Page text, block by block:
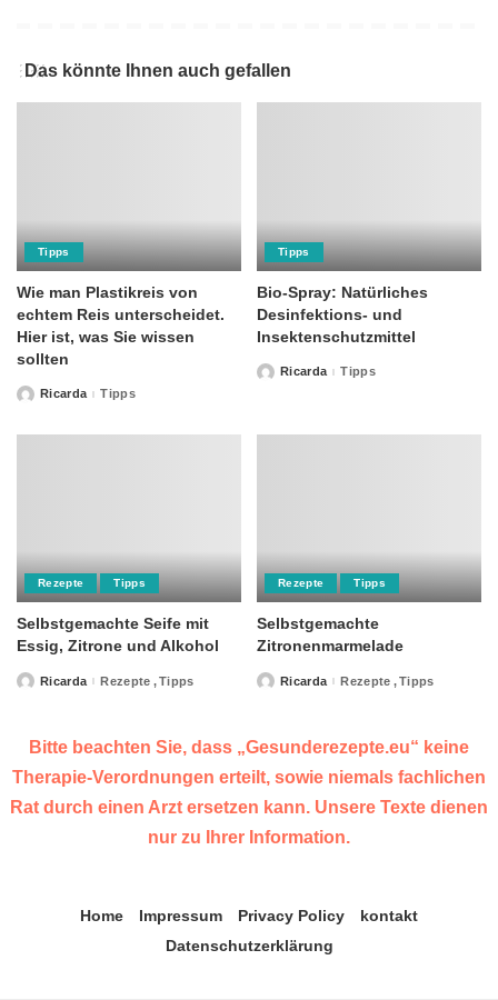
Das könnte Ihnen auch gefallen
Tipps
Wie man Plastikreis von
echtem Reis unterscheidet.
Hier ist, was Sie wissen
sollten
PostedRicarda Tipps
Tipps
Bio-Spray: Natürliches
Desinfektions- und
Insektenschutzmittel
PostedRicarda Tipps
Rezepte Tipps
Selbstgemachte Seife mit
Essig, Zitrone und Alkohol
PostedRicarda Rezepte Tipps
Rezepte Tipps
Selbstgemachte
Zitronenmarmelade
PostedRicarda Rezepte Tipps
Bitte beachten Sie, dass „Gesunderezepte.eu“ keine
Therapie-Verordnungen erteilt, sowie niemals fachlichen
Rat durch einen Arzt ersetzen kann. Unsere Texte dienen
nur zu Ihrer Information.
Home Impressum Privacy Policy
kontakt
Datenschutzerklärung